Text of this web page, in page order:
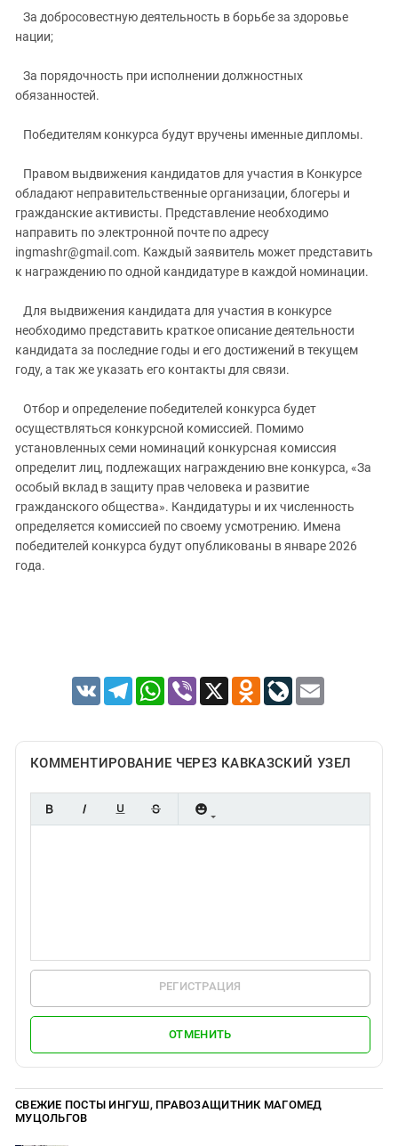
За добросовестную деятельность в борьбе за здоровье
нации;
За порядочность при исполнении должностных
обязанностей.
Победителям конкурса будут вручены именные дипломы.
Правом выдвижения кандидатов для участия в Конкурсе
обладают неправительственные организации, блогеры и
гражданские активисты. Представление необходимо
направить по электронной почте по адресу
ingmashr@gmail.com. Каждый заявитель может представить
к награждению по одной кандидатуре в каждой номинации.
Для выдвижения кандидата для участия в конкурсе
необходимо представить краткое описание деятельности
кандидата за последние годы и его достижений в текущем
году, а так же указать его контакты для связи.
Отбор и определение победителей конкурса будет
осуществляться конкурсной комиссией. Помимо
установленных семи номинаций конкурсная комиссия
определит лиц, подлежащих награждению вне конкурса, «За
особый вклад в защиту прав человека и развитие
гражданского общества». Кандидатуры и их численность
определяется комиссией по своему усмотрению. Имена
победителей конкурса будут опубликованы в январе 2026
года.
VK TelegramWhatsApp
Viber X Odnoklassniki
LiveJournal
Email
КОММЕНТИРОВАНИЕ ЧЕРЕЗ КАВКАЗСКИЙ УЗЕЛ
РЕГИСТРАЦИЯ
ОТМЕНИТЬ
СВЕЖИЕ ПОСТЫ ИНГУШ, ПРАВОЗАЩИТНИК МАГОМЕД
МУЦОЛЬГОВ